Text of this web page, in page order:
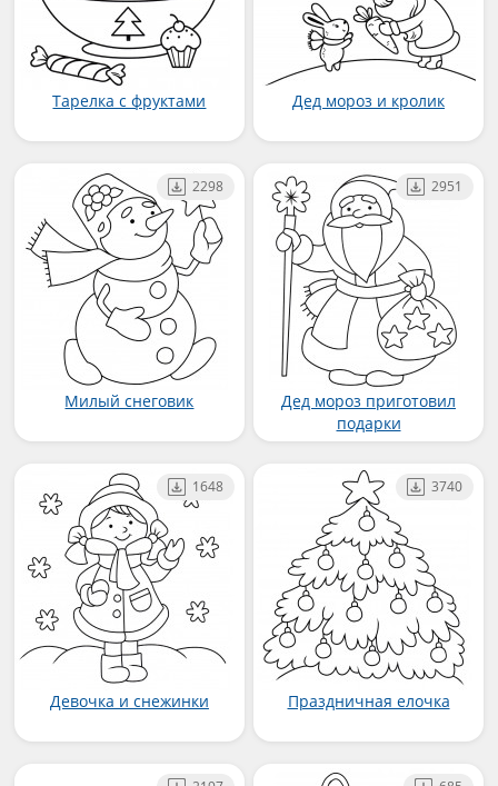
Тарелка с фруктами Дед мороз и кролик
Милый снеговик
2298
Дед мороз приготовил
подарки
2951
Девочка и снежинки
1648
Праздничная елочка
3740